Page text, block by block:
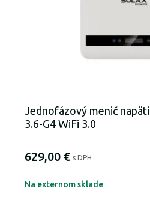
Jednofázový menič
3.6-G4 WiFi 3.0
629,00 € s DPH
Na externom sklade